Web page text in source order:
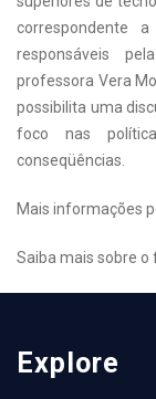
correspondente
responsáveis
professora Vera
possibilita uma
foco nas
conseqüências.
Mais informações
Saiba mais sobre o
Explore